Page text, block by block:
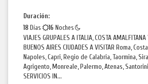
Duración:
18 Días 16 Noches
VIAJES GRUPALES A ITALIA, COSTA AMALFITANA
BUENOS AIRES CIUDADES A VISITAR Roma,
Napoles, Capri, Regio de Calabria, Taormina,
Agrigento, Monreale, Palermo, Atenas,
SERVICIOS IN...